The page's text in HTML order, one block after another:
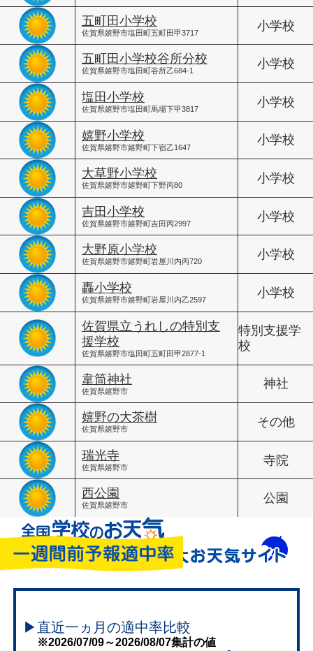
五町田小学校
佐賀県嬉野市塩田町五町田甲3717
小学校
五町田小学校谷所分校
佐賀県嬉野市塩田町谷所乙684-1
小学校
塩田小学校
佐賀県嬉野市塩田町馬場下甲3817
小学校
嬉野小学校
佐賀県嬉野市嬉野町下宿乙1647
小学校
大草野小学校
佐賀県嬉野市嬉野町下野丙80
小学校
吉田小学校
佐賀県嬉野市嬉野町吉田丙2997
小学校
大野原小学校
佐賀県嬉野市嬉野町岩屋川内丙720
小学校
轟小学校
佐賀県嬉野市嬉野町岩屋川内乙2597
小学校
佐賀県立うれしの特別支
援学校
佐賀県嬉野市塩田町五町田甲2877-1
特別支援学
校
韋筒神社
佐賀県嬉野市
神社
嬉野の大茶樹
佐賀県嬉野市
その他
瑞光寺
佐賀県嬉野市
寺院
西公園
佐賀県嬉野市
公園
▶直近一ヵ月の適中率比較
※2026/07/09～2026/08/07集計の値